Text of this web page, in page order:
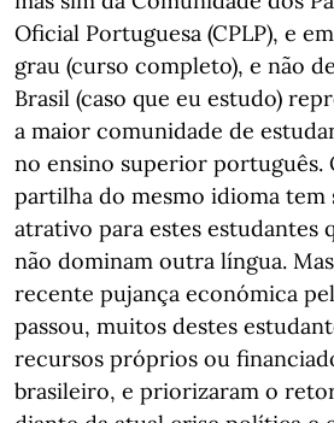
Oficial Portuguesa (CPLP), e
grau (curso completo), e não
Brasil (caso que eu estudo)
a maior comunidade de
no ensino superior português.
partilha do mesmo idioma tem
atrativo para estes estudantes
não dominam outra língua.
recente pujança económica
passou, muitos destes
recursos próprios ou
brasileiro, e priorizaram o